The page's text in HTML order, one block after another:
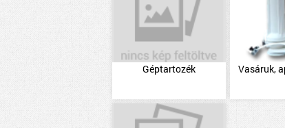
Géptartozék Vasáruk,